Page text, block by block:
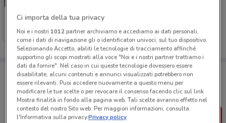
Flying Tiger
Scade il 19/05 2.6 km
Porta DoveConviene sempre con te!
Puoi trovare le migliori offerte dei negozi vicino a te,
salvarle e creare la tua lista del risparmio, comodamente
dal tuo cellulare.
SCARICA L’APP
Ci importa della tua privacy
Noi e i nostri 1012partner archiviamo e accediamo ai dati personali,
come i dati di navigazione gli o identificatori univoci, sul tuo dispositivo.
Selezionando Accetto, abiliti le tecnologie di tracciamento affinché
supportino gli scopi mostrati alla voce "Noi e i nostri partner trattiamo i
dati da fornire". Nel caso in cui queste tecnologie dovessero essere
disabilitate, alcuni contenuti e annunci visualizzati potrebbero non
essere rilevanti. Puoi accedere nuovamente a questo menu per
modificare le tue scelte o per revocare il consenso facendo clic sul link
Mostra finalità in fondo alla pagina web. Tali scelte avranno effetto nel
contesto del nostro Sito web. Per maggiori informazioni, consulta
l'Informativa sulla privacy.Privacy policy